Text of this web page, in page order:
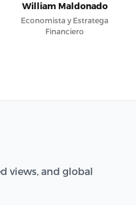
William Maldonado
Economista y Estratega
Financiero
views, and global